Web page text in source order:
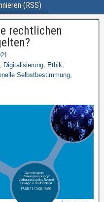
(RSS)
rechtlichen
, Digitalisierung, Ethik,
Selbstbestimmung,